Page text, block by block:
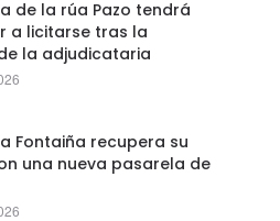
de la rúa Pazo tendrá
a licitarse tras la
la adjudicataria
Fontaiña recupera su
una nueva pasarela de